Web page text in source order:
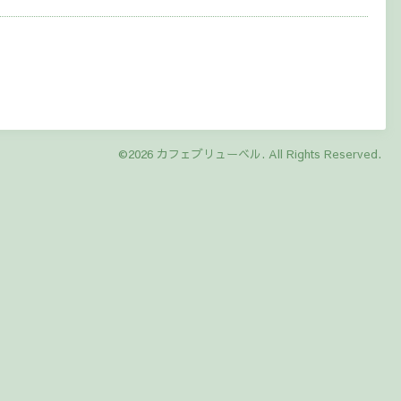
©2026 カフェブリューベル. All Rights Reserved.